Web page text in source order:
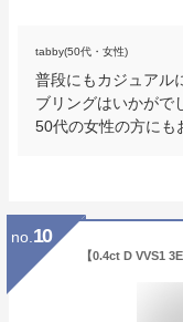
tabby(50代・女性)
普段にもカジュアル
ブリングはいかがで
50代の女性の方にも
no. 10